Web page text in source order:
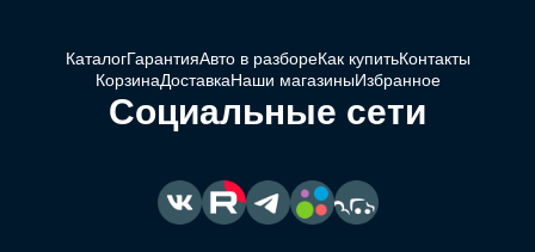
КаталогГарантияАвто в разбореКак купитьКонтакты
КорзинаДоставкаНаши магазиныИзбранное
Социальные сети